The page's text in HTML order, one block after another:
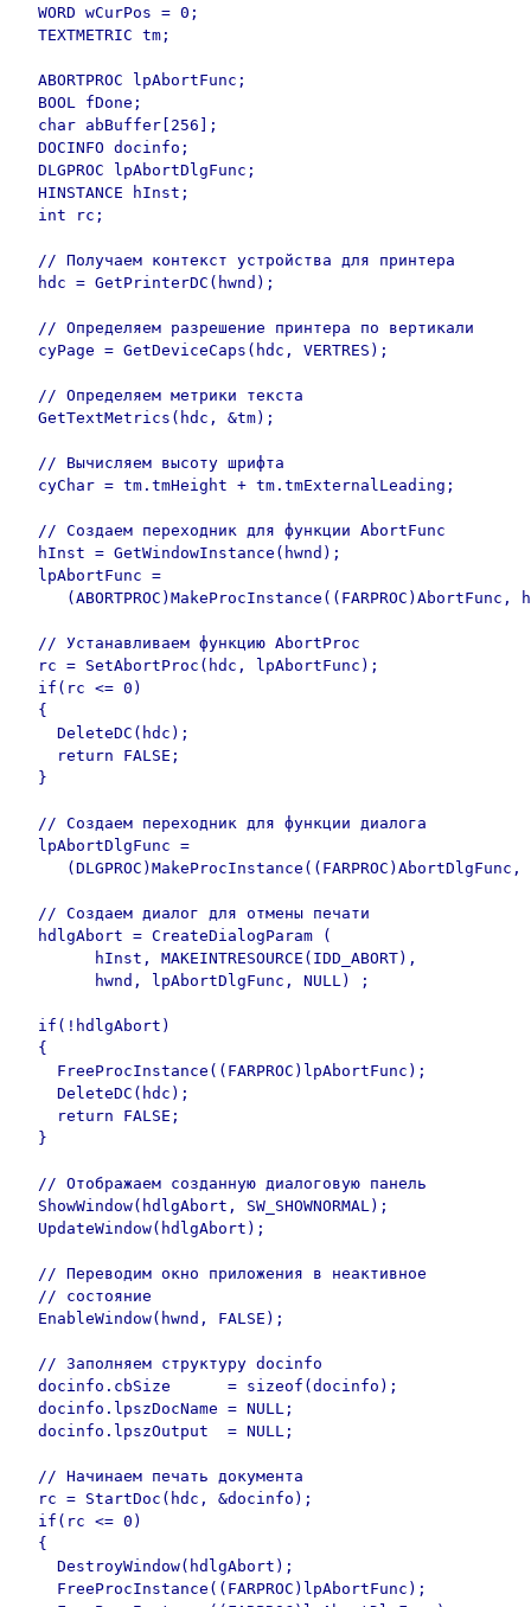
  WORD wCurPos = 0;
  TEXTMETRIC tm;
  ABORTPROC lpAbortFunc;
  BOOL fDone;
  char abBuffer[256];
  DOCINFO docinfo;
  DLGPROC lpAbortDlgFunc;
  HINSTANCE hInst;
  int rc;
  // Получаем контекст устройства для принтера
  hdc = GetPrinterDC(hwnd);
  // Определяем разрешение принтера по вертикали
  cyPage = GetDeviceCaps(hdc, VERTRES);
  // Определяем метрики текста
  GetTextMetrics(hdc, &tm);
  // Вычисляем высоту шрифта
  cyChar = tm.tmHeight + tm.tmExternalLeading;
  // Создаем переходник для функции AbortFunc
  hInst = GetWindowInstance(hwnd);
  lpAbortFunc =
(ABORTPROC)MakeProcInstance((FARPROC)AbortFunc,
  // Устанавливаем функцию AbortProc
  rc = SetAbortProc(hdc, lpAbortFunc);
  if(rc <= 0)
  {
    DeleteDC(hdc);
    return FALSE;
  }
  // Создаем переходник для функции диалога
  lpAbortDlgFunc =
(DLGPROC)MakeProcInstance((FARPROC)AbortDlgFunc,
  // Создаем диалог для отмены печати
  hdlgAbort = CreateDialogParam (
        hInst, MAKEINTRESOURCE(IDD_ABORT),
        hwnd, lpAbortDlgFunc, NULL) ;
  if(!hdlgAbort)
  {
    FreeProcInstance((FARPROC)lpAbortFunc);
    DeleteDC(hdc);
    return FALSE;
  }
  // Отображаем созданную диалоговую панель
  ShowWindow(hdlgAbort, SW_SHOWNORMAL);
  UpdateWindow(hdlgAbort);
  // Переводим окно приложения в неактивное
  // состояние
  EnableWindow(hwnd, FALSE);
  // Заполняем структуру docinfo
  docinfo.cbSize      = sizeof(docinfo);
  docinfo.lpszDocName = NULL;
  docinfo.lpszOutput  = NULL;
  // Начинаем печать документа
  rc = StartDoc(hdc, &docinfo);
  if(rc <= 0)
  {
    DestroyWindow(hdlgAbort);
    FreeProcInstance((FARPROC)lpAbortFunc);